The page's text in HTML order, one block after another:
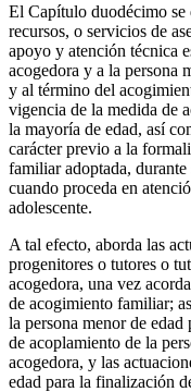
El Capítulo duodécimo se
recursos, o servicios de
apoyo y atención técnica
acogedora y a la persona
y al término del
vigencia de la medida de
la mayoría de edad, así
carácter previo a la
familiar adoptada,
cuando proceda en
adolescente.
A tal efecto, aborda las
progenitores o tutores o
acogedora, una vez
de acogimiento familiar;
la persona menor de
de acoplamiento de la
acogedora, y las
edad para la finalización